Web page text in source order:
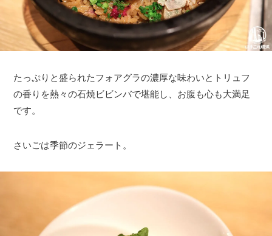
たっぷりと盛られたフォアグラの濃厚な味わいとトリュフ
の香りを熱々の石焼ビビンバで堪能し、お腹も心も大満足
です。
さいごは季節のジェラート。